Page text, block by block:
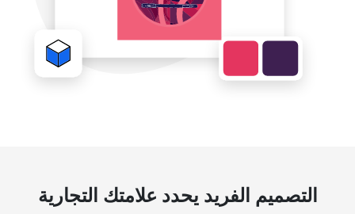
التصميم الفريد يحدد علامتك التجارية